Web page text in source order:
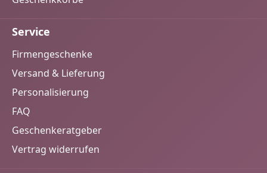
Service
Firmengeschenke
Versand & Lieferung
Personalisierung
FAQ
Geschenkeratgeber
Vertrag widerrufen